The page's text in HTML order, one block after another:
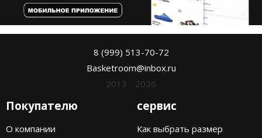
8 (999) 513-70-72
Basketroom@inbox.ru
2013 - 2026
Покупателю
О компании
сервис
Как выбрать размер